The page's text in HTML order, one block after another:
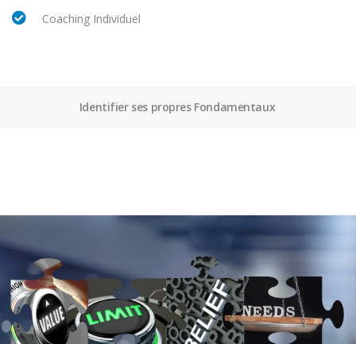
Coaching Individuel
Identifier ses propres Fondamentaux